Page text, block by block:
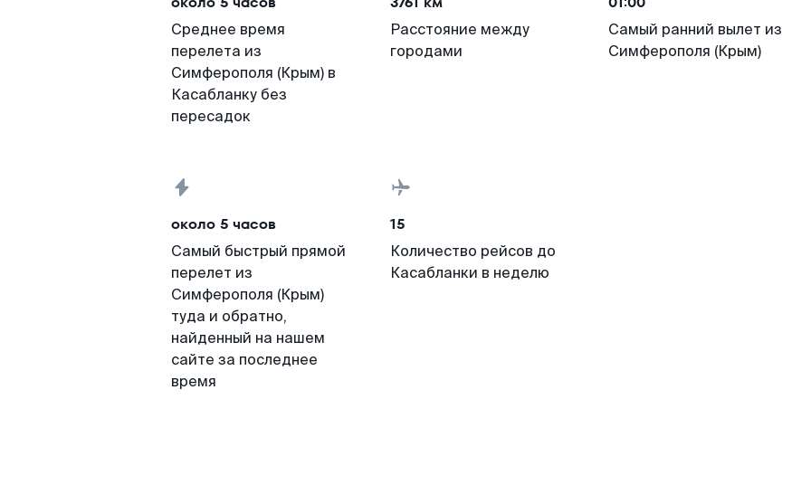
Среднее время
перелета из
Симферополя (Крым) в
Касабланку без
пересадок
Расстояние между
городами
Самый ранний вылет из
Симферополя (Крым)
около 5 часов
Самый быстрый прямой
перелет из
Симферополя (Крым)
туда и обратно,
найденный на нашем
сайте за последнее
время
15
Количество рейсов до
Касабланки в неделю